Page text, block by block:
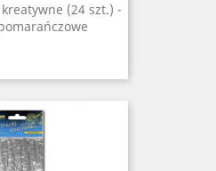
(24 szt.) -